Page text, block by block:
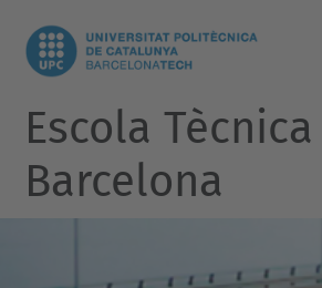
Escola
Barcelona